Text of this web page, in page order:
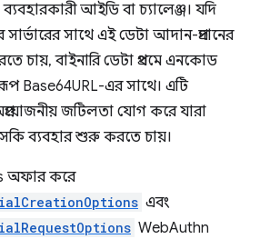
আইডি বা চ্যালেঞ্জ। যদি
সাথে এই ডেটা আদান-প্রদানের
চায়, বাইনারি ডেটা প্রথমে এনকোড
Base64URL-এর সাথে। এটি
জটিলতা যোগ করে যারা
ব্যবহার শুরু করতে চায়।
অফার করে
এবং
WebAuthn